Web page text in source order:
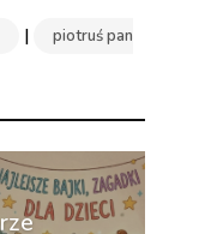
|
piotruś pan